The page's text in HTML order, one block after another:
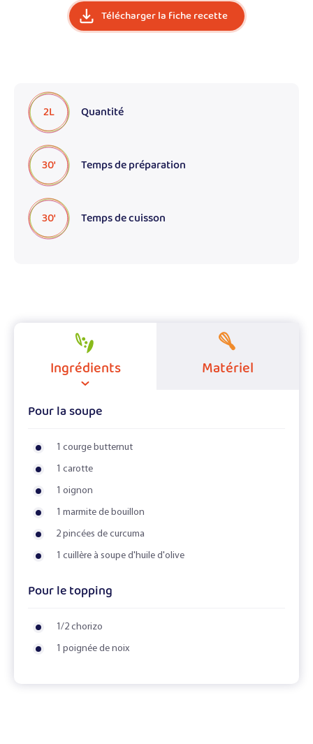
Télécharger la fiche recette
2L Quantité
30' Temps de préparation
30' Temps de cuisson
Ingrédients Matériel
Pour la soupe
1 courge butternut
1 carotte
1 oignon
1 marmite de bouillon
2 pincées de curcuma
1 cuillère à soupe d'huile d'olive
Pour le topping
1/2 chorizo
1 poignée de noix